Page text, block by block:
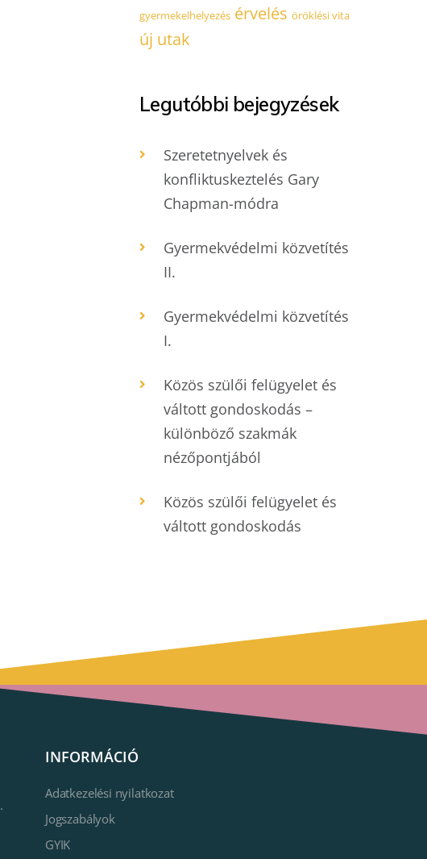
gyermekelhelyezés érvelés öröklési vita
új utak
Legutóbbi bejegyzések
Szeretetnyelvek és
konfliktuskeztelés Gary
Chapman-módra
Gyermekvédelmi közvetítés
II.
Gyermekvédelmi közvetítés
I.
Közös szülői felügyelet és
váltott gondoskodás –
különböző szakmák
nézőpontjából
Közös szülői felügyelet és
váltott gondoskodás
INFORMÁCIÓ
Adatkezelési nyilatkozat
Jogszabályok
GYIK